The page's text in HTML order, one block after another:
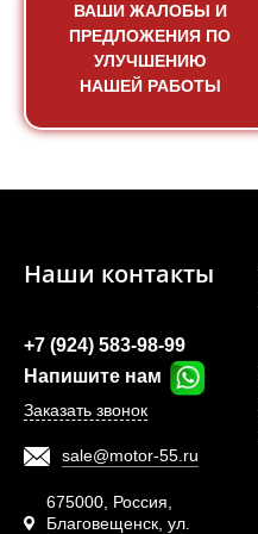
ВАШИ ЖАЛОБЫ И
ПРЕДЛОЖЕНИЯ ПО
УЛУЧШЕНИЮ
НАШЕЙ РАБОТЫ
Наши контакты
+7 (924) 583-98-99
Напишите нам
Заказать звонок
sale@motor-55.ru
675000, Россия,
Благовещенск, ул.